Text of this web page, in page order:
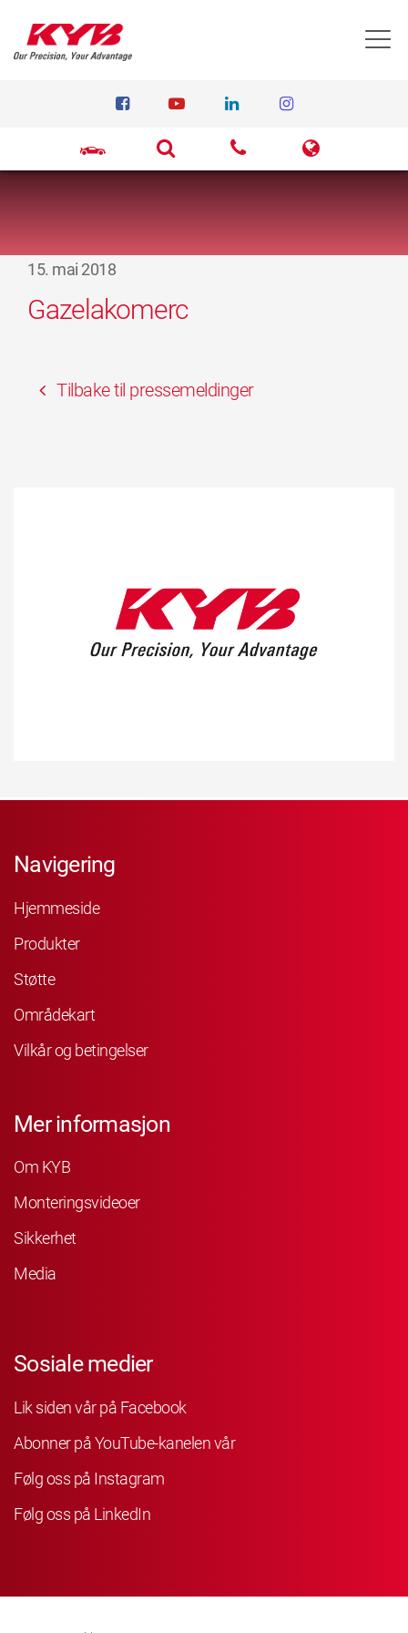
15. mai 2018
Gazelakomerc
Tilbake til pressemeldinger
Navigering
Hjemmeside
Produkter
Støtte
Områdekart
Vilkår og betingelser
Mer informasjon
Om KYB
Monteringsvideoer
Sikkerhet
Media
Sosiale medier
Lik siden vår på Facebook
Abonner på YouTube-kanelen vår
Følg oss på Instagram
Følg oss på LinkedIn